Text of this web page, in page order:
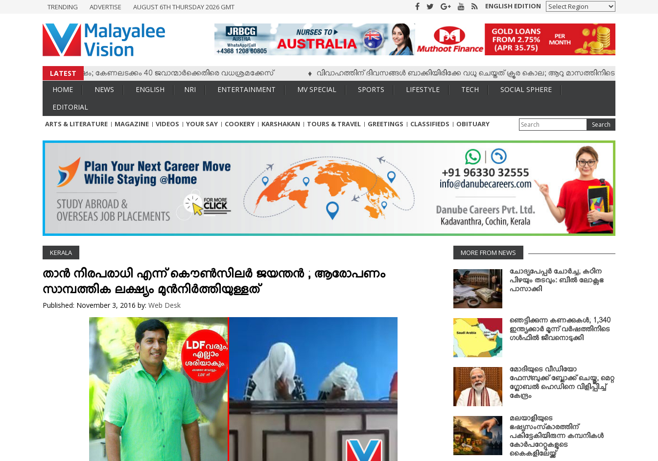
ENTERTAINMENT
TECH & AUTO
ARTS & LITERATURE
TOURS & TRAVEL
TRENDING ADVERTISE AUGUST 6TH THURSDAY 2026 GMT ENGLISH EDITION
LATEST
സംഘര്‍ഷം; കേണലടക്കം 40 ജവാന്മാര്‍ക്കെതിരെ വധശ്രമക്കേസ് വിവാഹത്തിന് ദിവസങ്ങള്‍ ബാക്കിയിരിക്കേ വധു ചെയ്തത് ക്രൂര കൊല; ആറു മാസത്തിനിടെ കാമുകനുമായി
HOME NEWS ENGLISH NRI ENTERTAINMENT MV SPECIAL SPORTS LIFESTYLE TECH
SOCIAL SPHERE
EDITORIAL
ARTS & LITERATURE MAGAZINE VIDEOS YOUR SAY COOKERY KARSHAKAN TOURS & TRAVEL GREETINGS CLASSIFIEDS OBITUARY Search
KERALA
താന്‍ നിരപരാധി എന്ന് കൌണ്‍സിലര്‍ ജയന്തന്‍ ; ആരോപണം
സാമ്പത്തിക ലക്ഷ്യം മുന്‍നിര്‍ത്തിയുള്ളത്
Published: November 3, 2016 by: Web Desk
MORE FROM NEWS
ചോദ്യപേപ്പര്‍ ചോര്‍ച്ച; കഠിന
പിഴയും തടവും: ബില്‍ ലോക്സഭ
പാസാക്കി
ഞെട്ടിക്കുന്ന കണക്കുകള്‍; 1,340
ഇന്ത്യക്കാര്‍ മൂന്ന് വര്‍ഷത്തിനിടെ
ഗള്‍ഫില്‍ ജീവനൊടുക്കി
മോദിയുടെ വീഡിയോ
ഫേസ്ബുക്ക് ബ്ലോക്ക് ചെയ്തു; മെറ്റ
ഗ്ലോബല്‍ ഹെഡിനെ വിളിപ്പിച്ച്
കേന്ദ്രം
മലയാളിയുടെ
ഭഷ്യസംസ്‌കാരത്തിന്
പകിട്ടേകിയിരുന്ന കമ്പനികള്‍
കോര്‍പറേറ്റുകളുടെ
കൈകളിലേയ്ക്ക്